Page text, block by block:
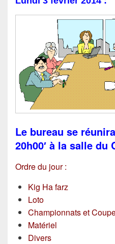
Le bureau se
20h00′ à la salle du
Ordre du jour :
Kig Ha farz
Loto
Championnats et
Matériel
Divers